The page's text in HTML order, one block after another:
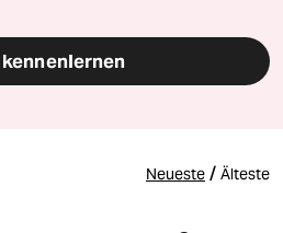
Neueste / Älteste